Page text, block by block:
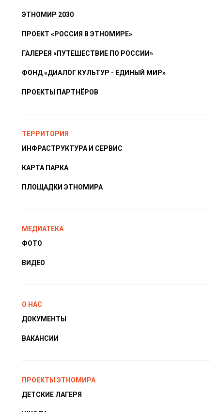
ЭТНОМИР 2030
ПРОЕКТ «РОССИЯ В ЭТНОМИРЕ»
ГАЛЕРЕЯ «ПУТЕШЕСТВИЕ ПО РОССИИ»
ФОНД «ДИАЛОГ КУЛЬТУР - ЕДИНЫЙ МИР»
ПРОЕКТЫ ПАРТНЁРОВ
ТЕРРИТОРИЯ
ИНФРАСТРУКТУРА И СЕРВИС
КАРТА ПАРКА
ПЛОЩАДКИ ЭТНОМИРА
МЕДИАТЕКА
ФОТО
ВИДЕО
О НАС
ДОКУМЕНТЫ
ВАКАНСИИ
ПРОЕКТЫ ЭТНОМИРА
ДЕТСКИЕ ЛАГЕРЯ